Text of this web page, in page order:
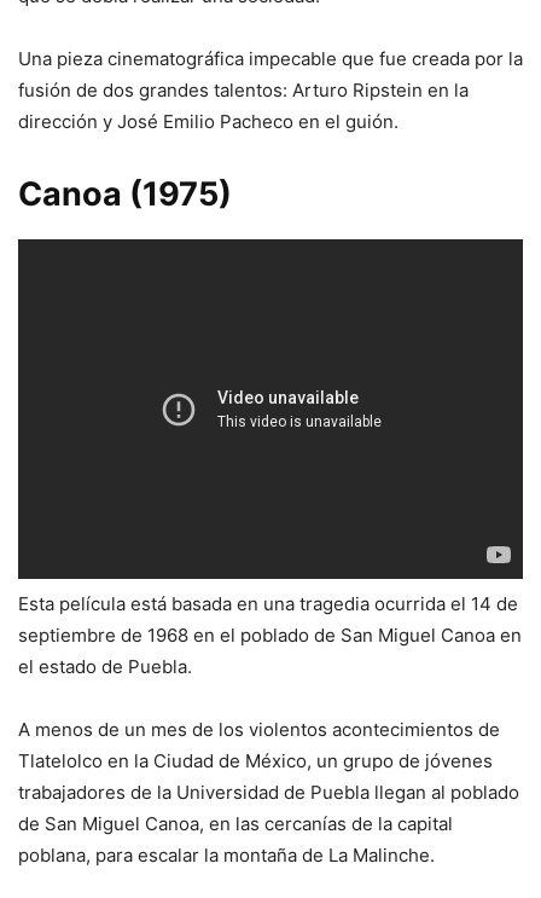
Una pieza cinematográfica impecable que fue creada por la
fusión de dos grandes talentos: Arturo Ripstein en la
dirección y José Emilio Pacheco en el guión.
Canoa (1975)
Esta película está basada en una tragedia ocurrida el 14 de
septiembre de 1968 en el poblado de San Miguel Canoa en
el estado de Puebla.
A menos de un mes de los violentos acontecimientos de
Tlatelolco en la Ciudad de México, un grupo de jóvenes
trabajadores de la Universidad de Puebla llegan al poblado
de San Miguel Canoa, en las cercanías de la capital
poblana, para escalar la montaña de La Malinche.